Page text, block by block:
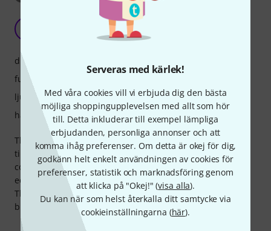
Serveras med kärlek!
Med våra cookies vill vi erbjuda dig den bästa
möjliga shoppingupplevelsen med allt som hör
till. Detta inkluderar till exempel lämpliga
erbjudanden, personliga annonser och att
komma ihåg preferenser. Om detta är okej för dig,
godkänn helt enkelt användningen av cookies för
preferenser, statistik och marknadsföring genom
att klicka på "Okej!" (visa alla).
Du kan när som helst återkalla ditt samtycke via
cookieinställningarna (här).
Great build, lots of features, one minor con
Ashesborn 01.09.2022
This is a very well made unit rich with features – from real-
time pitch correction to in-depth mic modeling and
compression possibilities. Works way better than software
equivalents, BUT suffers from occasional digital clicks.
They're not frequent or noticeable enough to be a deal
breaker though.
drift
funktioner
ljud
hantverkskvalitet